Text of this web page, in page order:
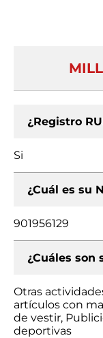
¿Registro
Si
¿Cuál es su
901956129
¿Cuáles son
Otras
artículos con
de vestir,
deportivas